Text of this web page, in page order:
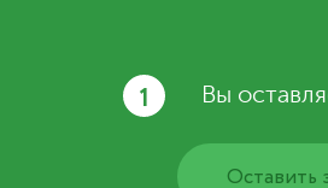
1 Вы
Оставить